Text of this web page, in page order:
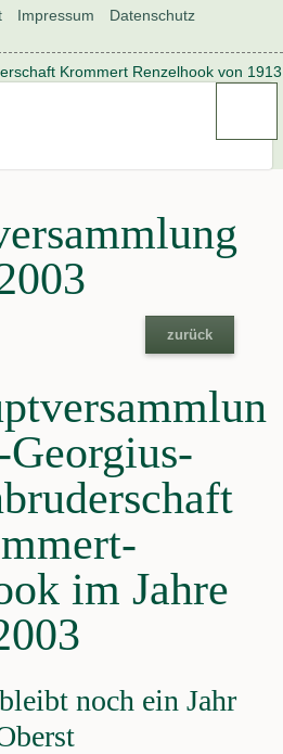
Impressum
Datenschutz
zurück
im Jahre
noch ein Jahr